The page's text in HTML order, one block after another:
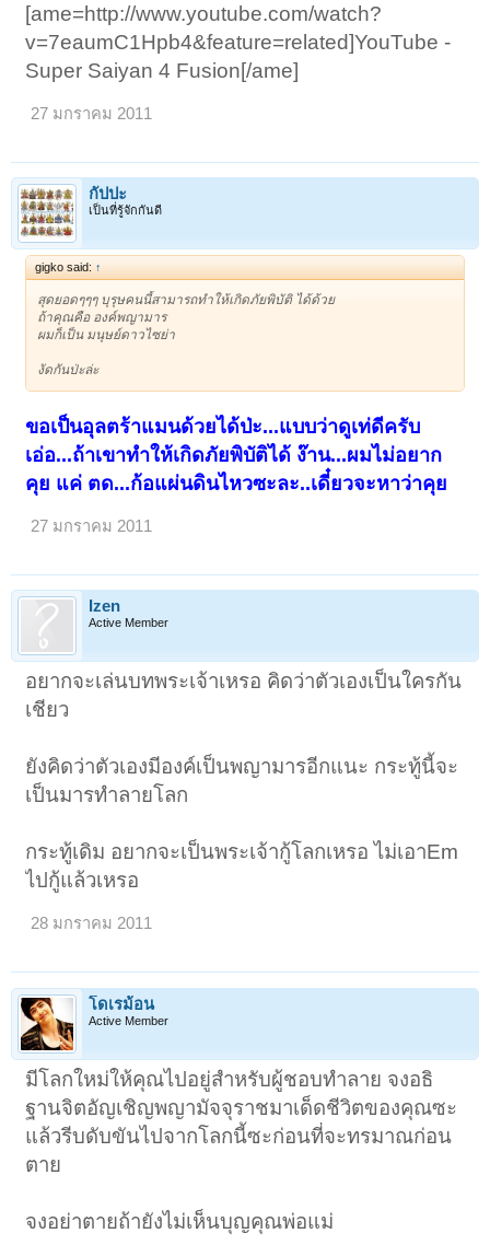
[ame=http://www.youtube.com/watch?
v=7eaumC1Hpb4&feature=related]YouTube -
Super Saiyan 4 Fusion[/ame]
27 มกราคม 2011
กัปปะ
เป็นที่รู้จักกันดี
gigko said: ↑
สุดยอดๆๆๆ บุรุษคนนี้สามารถทำให้เกิดภัยพิบัติ ได้ด้วย
ถ้าคุณคือ องค์พญามาร
ผมก็เป็น มนุษย์ดาวไซย่า
งัดกันป่ะล่ะ
ขอเป็นอุลตร้าแมนด้วยได้ป่ะ...แบบว่าดูเท่ดีครับ
เอ่อ...ถ้าเขาทำให้เกิดภัยพิบัติได้ ง๊าน...ผมไม่อยาก
คุย แค่ ตด...ก้อแผ่นดินไหวซะละ..เดี๋ยวจะหาว่าคุย
27 มกราคม 2011
Izen
Active Member
อยากจะเล่นบทพระเจ้าเหรอ คิดว่าตัวเองเป็นใครกัน
เชียว
ยังคิดว่าตัวเองมีองค์เป็นพญามารอีกแนะ กระทู้นี้จะ
เป็นมารทำลายโลก
กระทู้เดิม อยากจะเป็นพระเจ้ากู้โลกเหรอ ไม่เอาEm
ไปกู้แล้วเหรอ
28 มกราคม 2011
โดเรม้อน
Active Member
มีโลกใหม่ให้คุณไปอยู่สำหรับผู้ชอบทำลาย จงอธิ
ฐานจิตอัญเชิญพญามัจจุราชมาเด็ดชีวิตของคุณซะ
แล้วรีบดับขันไปจากโลกนี้ซะก่อนที่จะทรมาณก่อน
ตาย
จงอย่าตายถ้ายังไม่เห็นบุญคุณพ่อแม่